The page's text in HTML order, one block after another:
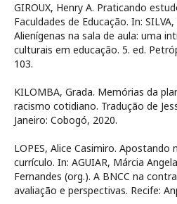
GIROUX, Henry A. Praticando
Faculdades de Educação. In:
Alienígenas na sala de aula: uma
culturais em educação. 5. ed.
103.
KILOMBA, Grada. Memórias da
racismo cotidiano. Tradução de
Janeiro: Cobogó, 2020.
LOPES, Alice Casimiro.
currículo. In: AGUIAR, Márcia
Fernandes (org.). A BNCC na
avaliação e perspectivas. Recife: